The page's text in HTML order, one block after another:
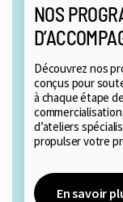
NOS
Découvrez nos
conçus pour
à chaque étape
d’ateliers
propulser votre
En savoir